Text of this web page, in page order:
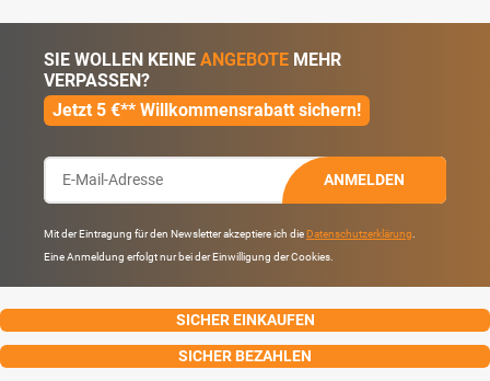
SIE WOLLEN KEINE ANGEBOTE MEHR
VERPASSEN?
Jetzt 5 €** Willkommensrabatt sichern!
ANMELDEN
Mit der Eintragung für den Newsletter akzeptiere ich die Datenschutzerklärung
Eine Anmeldung erfolgt nur bei der Einwilligung der Cookies.
SICHER EINKAUFEN
SICHER BEZAHLEN